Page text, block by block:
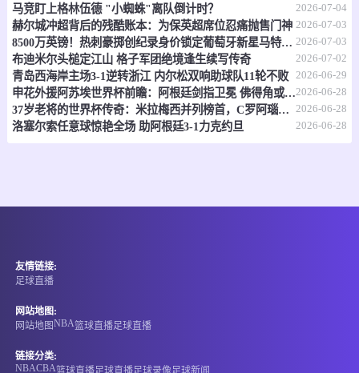
澳昆超 07-07 17:30 即将开始
黄金海岸骑士 0 - 0 昆士兰狮队
情报
澳亚U23 07-07 17:30 即将开始
缅甸U20
马竞盯上格林伍德 "小蜘蛛"离队倒计时？ 2026-07-04
赫尔城冲超背后的残酷账本：为保英超席位忍痛抛售门神 2026-07-03
8500万英镑！热刺豪掷创纪录身价锁定葡萄牙新星马特乌斯 2026-07-03
布迪米尔头槌定江山 格子军团绝境逢生续写传奇 2026-07-02
青岛西海岸主场3-1逆转浙江 内尔松双响助球队11轮不败 2026-06-29
申花外援阿苏埃世界杯前瞻：阿根廷剑指卫冕 佛得角或成黑马2026-06-28
37岁老将的世界杯传奇：米拉梅西并列榜首，C罗阿瑙紧随其后 2026-06-28
洛塞尔索任意球惊艳全场 助阿根廷3-1力克约旦 2026-06-28
友情链接:
足球直播
网站地图:
网站地图NBA篮球直播足球直播
链接分类:
NBACBA篮球直播足球直播足球录像 足球新闻